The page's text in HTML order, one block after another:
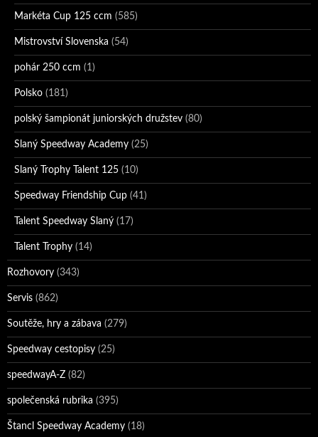
Markéta Cup 125 ccm (585)
Mistrovství Slovenska (54)
pohár 250 ccm (1)
Polsko (181)
polský šampionát juniorských družstev (80)
Slaný Speedway Academy (25)
Slaný Trophy Talent 125 (10)
Speedway Friendship Cup (41)
Talent Speedway Slaný (17)
Talent Trophy (14)
Rozhovory (343)
Servis (862)
Soutěže, hry a zábava (279)
Speedway cestopisy (25)
speedwayA-Z (82)
společenská rubrika (395)
Štancl Speedway Academy (18)